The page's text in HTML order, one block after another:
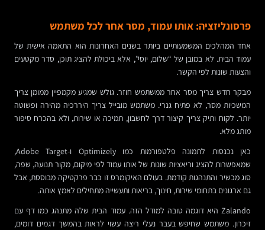
פרסונליזציה: אותו עמוד, מסר אחר לכל משתמש
אחד המהלכים המשמעותיים ביותר בשנים האחרונות הוא התאמה אישית של
עמוד הבית. לא במובן של “שלום, יוסי”, אלא ביכולת להציג תוכן, סדר מקטעים
והצעות שונות לפי הקשר.
מבקר חדש צריך מסר אחר ממשתמש חוזר. גולש שמגיע מקמפיין ממומן צריך
המשכיות מסר, לא פתיח גנרי. משתמש מובייל צריך היררכיה מהירה ופשוטה
יותר. לקוח ותיק צריך קיצור דרך לחשבון, תמיכה או שירות, ולא בהכרח סיפור
מותג מלא.
כאן נכנסות לתמונה פלטפורמות כמו Optimizely ו-Adobe Target,
שמאפשרות להציג וריאציות שונות של אותו עמוד לפי מיקום, מקור תנועה, שפה,
סוג מכשיר והתנהגות קודמת. בעולם האיקומרס זו כבר פרקטיקה מבוססת, אבל
גם ארגונים בתחומי שירות, חינוך, בריאות ותעשייה מתחילים לאמץ אותה.
Zalando היא דוגמה טובה למודל הזה. עמוד הבית שלה מתנהג כמו דף עם
זיכרון. משתמש שחיפש בעבר נעלי ריצה עשוי לראות בהמשך דגמים דומים,